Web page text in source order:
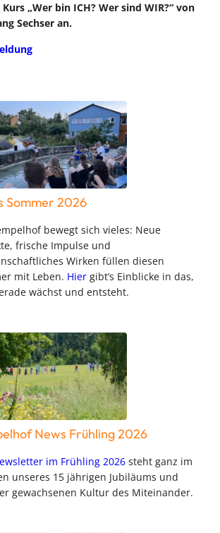
„Wer bin ICH? Wer sind WIR?“ von
Sechser an.
Sommer 2026
bewegt sich vieles: Neue
frische Impulse und
Wirken füllen diesen
mit Leben. Hier gibt’s Einblicke in das,
wächst und entsteht.
News Frühling 2026
im Frühling 2026 steht ganz im
unseres 15 jährigen Jubiläums und
gewachsenen Kultur des Miteinander.